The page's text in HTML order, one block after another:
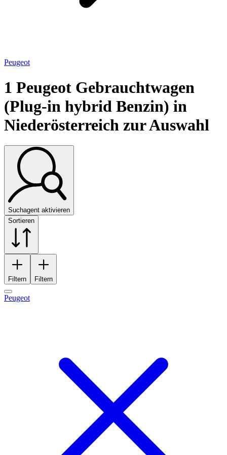
Peugeot
1 Peugeot Gebrauchtwagen
(Plug-in hybrid Benzin) in
Niederösterreich zur Auswahl
Suchagent aktivieren
Sortieren
Filtern Filtern
Peugeot